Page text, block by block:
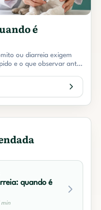
é
ou diarreia exigem
e o que observar antes
quando é
min